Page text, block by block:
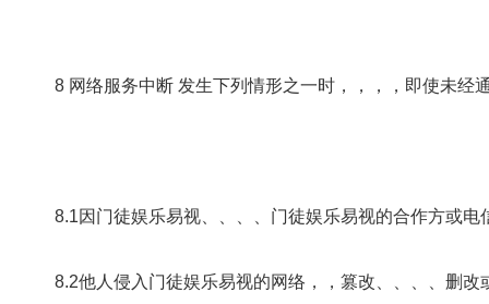
8 网络服务中断 发生下列情形之一时，，，，即使未经
8.1因门徒娱乐易视、、、、门徒娱乐易视的合作
8.2他人侵入门徒娱乐易视的网络，，篡改、、、